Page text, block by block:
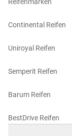
Continental Reifen
Uniroyal Reifen
Semperit Reifen
Barum Reifen
BestDrive Reifen